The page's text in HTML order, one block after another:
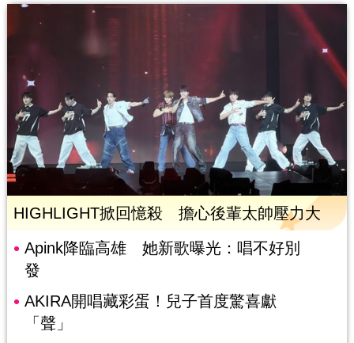
HIGHLIGHT掀回憶殺 擔心後輩太帥壓力大
Apink降臨高雄 她新歌曝光：唱不好別
發
AKIRA開唱藏彩蛋！兒子首度驚喜獻
「聲」